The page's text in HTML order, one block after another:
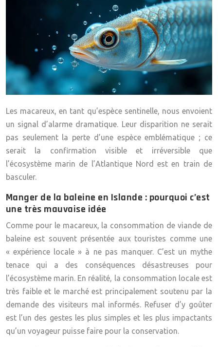
Les macareux, en tant qu’espèce sentinelle, nous envoient
un signal d’alarme dramatique. Leur disparition ne serait
pas seulement la perte d’une espèce emblématique ; ce
serait la confirmation visible et irréversible que
l’écosystème marin de l’Atlantique Nord est en train de
basculer.
Manger de la baleine en Islande : pourquoi c’est
une très mauvaise idée
Comme pour le macareux, la consommation de viande de
baleine est souvent présentée aux touristes comme une
« expérience locale » à ne pas manquer. C’est un mythe
tenace qui a des conséquences désastreuses pour
l’écosystème marin. En réalité, la consommation locale est
très faible et le marché est principalement soutenu par la
demande des visiteurs mal informés. Refuser d’y goûter
est l’un des gestes les plus simples et les plus impactants
qu’un voyageur puisse faire pour la conservation.